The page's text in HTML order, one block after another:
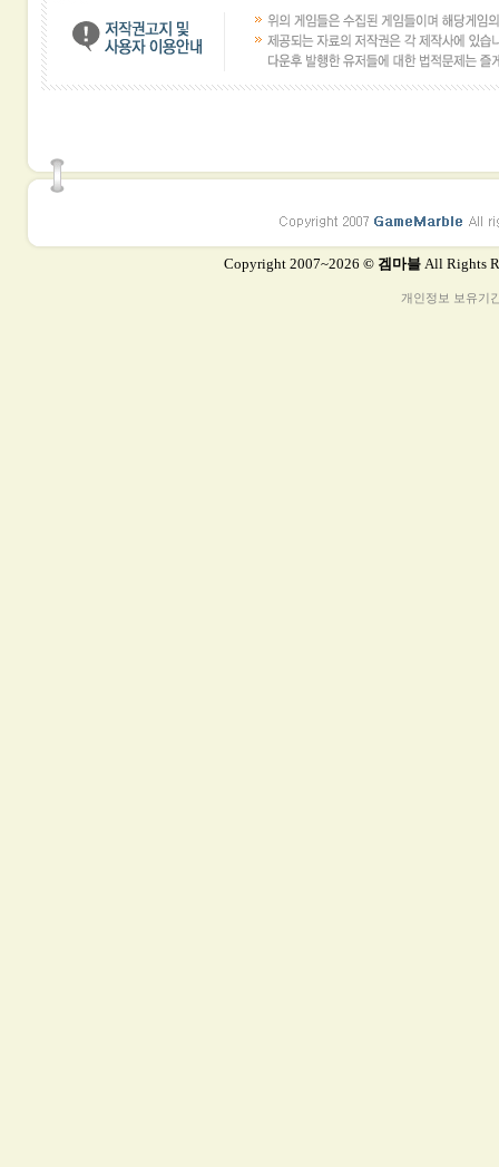
Copyright 2007~2026 © 겜마블 All Rights
개인정보 보유기